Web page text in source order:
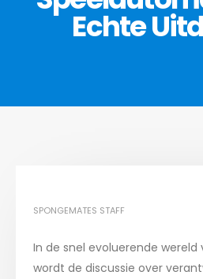
Echte
SPONGEMATES STAFF
In de snel evoluerende wereld
wordt de discussie over